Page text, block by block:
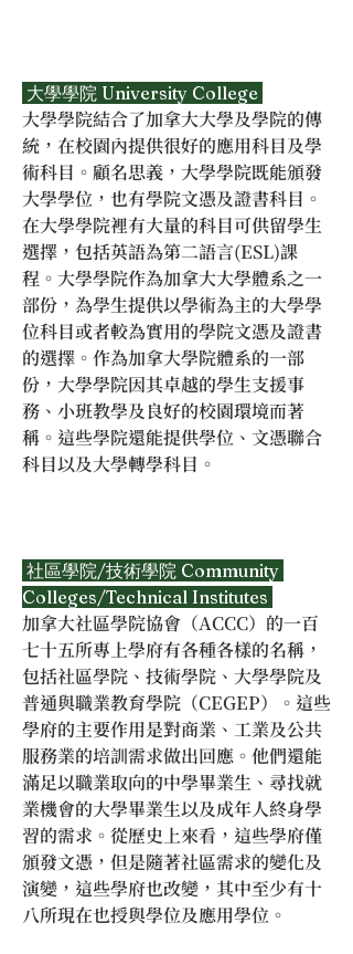
大學學院 University College
大學學院結合了加拿大大學及學院的傳
統，在校園內提供很好的應用科目及學
術科目。顧名思義，大學學院既能頒發
大學學位，也有學院文憑及證書科目。
在大學學院裡有大量的科目可供留學生
選擇，包括英語為第二語言(ESL)課
程。大學學院作為加拿大大學體系之一
部份，為學生提供以學術為主的大學學
位科目或者較為實用的學院文憑及證書
的選擇。作為加拿大學院體系的一部
份，大學學院因其卓越的學生支援事
務、小班教學及良好的校園環境而著
稱。這些學院還能提供學位、文憑聯合
科目以及大學轉學科目。
Colleges/Technical Institutes
加拿大社區學院協會（ACCC）的一百
七十五所專上學府有各種各樣的名稱，
包括社區學院、技術學院、大學學院及
普通與職業教育學院（CEGEP）。這些
學府的主要作用是對商業、工業及公共
服務業的培訓需求做出回應。他們還能
滿足以職業取向的中學畢業生、尋找就
業機會的大學畢業生以及成年人終身學
習的需求。從歷史上來看，這些學府僅
頒發文憑，但是隨著社區需求的變化及
演變，這些學府也改變，其中至少有十
八所現在也授與學位及應用學位。